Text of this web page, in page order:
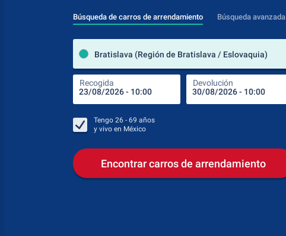
Búsqueda de carros de arrendamiento Búsqueda avanzada
Bratislava (Región de Bratislava / Eslovaquia)
Recogida Devolución
Tengo 26 - 69 años
y vivo en México
Encontrar carros de arrendamiento